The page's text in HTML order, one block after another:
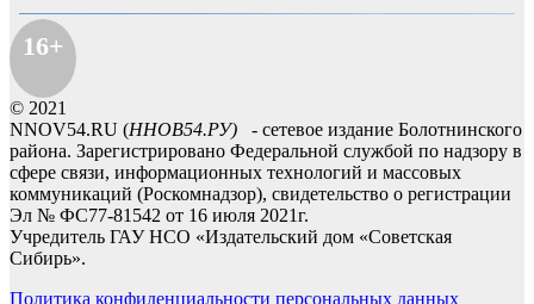
16+
© 2021
NNOV54.RU (ННОВ54.РУ) - сетевое издание Болотнинского
района. Зарегистрировано Федеральной службой по надзору в
сфере связи, информационных технологий и массовых
коммуникаций (Роскомнадзор), свидетельство о регистрации
Эл № ФС77-81542 от 16 июля 2021г.
Учредитель ГАУ НСО «Издательский дом «Советская
Сибирь».
Политика конфиденциальности персональных данных